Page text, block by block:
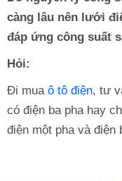
càng lâu nên lưới
đáp ứng công suất
Hỏi:
Đi mua ô tô điện, tư
có điện ba pha hay
điện một pha và điện